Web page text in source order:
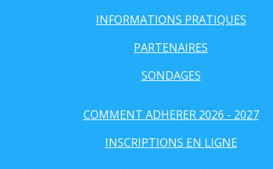
INFORMATIONS PRATIQUES
PARTENAIRES
SONDAGES
COMMENT ADHERER 2026 - 2027
INSCRIPTIONS EN LIGNE